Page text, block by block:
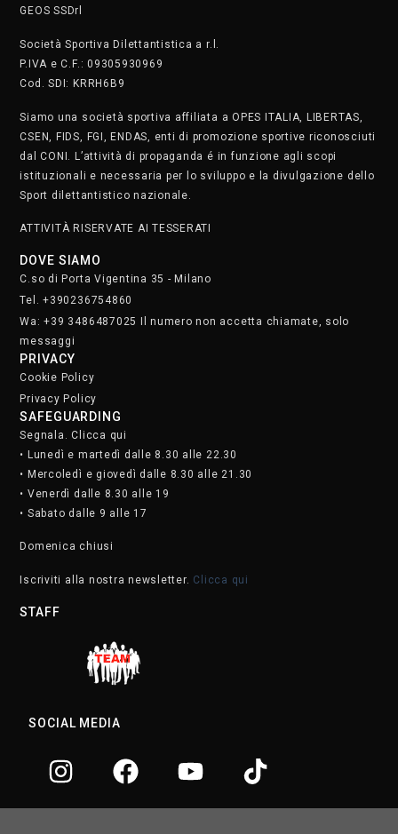
GEOS SSDrl
Società Sportiva Dilettantistica a r.l.
P.IVA e C.F.: 09305930969
Cod. SDI: KRRH6B9
Siamo una società sportiva affiliata a OPES ITALIA, LIBERTAS,
CSEN, FIDS, FGI, ENDAS, enti di promozione sportive riconosciuti
dal CONI. L’attività di propaganda é in funzione agli scopi
istituzionali e necessaria per lo sviluppo e la divulgazione dello
Sport dilettantistico nazionale.
ATTIVITÀ RISERVATE AI TESSERATI
DOVE SIAMO
C.so di Porta Vigentina 35 - Milano
Tel. +390236754860
Wa: +39 3486487025 Il numero non accetta chiamate, solo
messaggi
PRIVACY
Cookie Policy
Privacy Policy
SAFEGUARDING
Segnala. Clicca qui
• Lunedì e martedì dalle 8.30 alle 22.30
• Mercoledì e giovedì dalle 8.30 alle 21.30
• Venerdì dalle 8.30 alle 19
• Sabato dalle 9 alle 17
Domenica chiusi
Iscriviti alla nostra newsletter. Clicca qui
STAFF
SOCIAL MEDIA